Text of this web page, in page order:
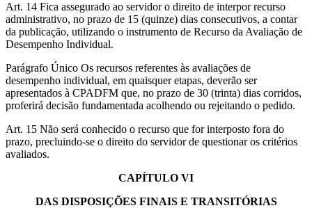
Art. 14 Fica assegurado ao servidor o direito de interpor recurso
administrativo, no prazo de 15 (quinze) dias consecutivos, a contar
da publicação, utilizando o instrumento de Recurso da Avaliação de
Desempenho Individual.
Parágrafo Único Os recursos referentes às avaliações de
desempenho individual, em quaisquer etapas, deverão ser
apresentados à CPADFM que, no prazo de 30 (trinta) dias corridos,
proferirá decisão fundamentada acolhendo ou rejeitando o pedido.
Art. 15 Não será conhecido o recurso que for interposto fora do
prazo, precluindo-se o direito do servidor de questionar os critérios
avaliados.
CAPÍTULO VI
DAS DISPOSIÇÕES FINAIS E TRANSITÓRIAS